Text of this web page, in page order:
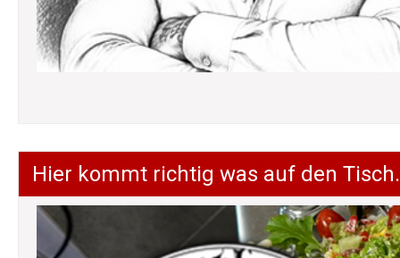
Hier kommt richtig was auf den Tisch.